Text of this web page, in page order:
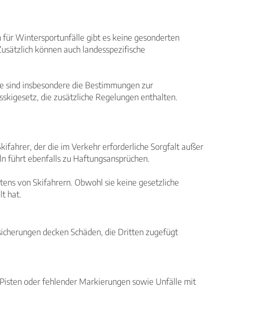
für Wintersportunfälle gibt es keine gesonderten
können auch landesspezifische
insbesondere die Bestimmungen zur
die zusätzliche Regelungen enthalten.
der die im Verkehr erforderliche Sorgfalt außer
führt ebenfalls zu Haftungsansprüchen.
von Skifahrern. Obwohl sie keine gesetzliche
hat.
decken Schäden, die Dritten zugefügt
oder fehlender Markierungen sowie Unfälle mit